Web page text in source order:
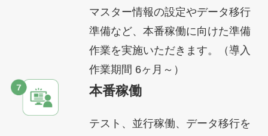
マスター情報の設定やデータ移行
準備など、本番稼働に向けた準備
作業を実施いただきます。（導入
作業期間 6ヶ月～）
本番稼働
テスト、並行稼働、データ移行を